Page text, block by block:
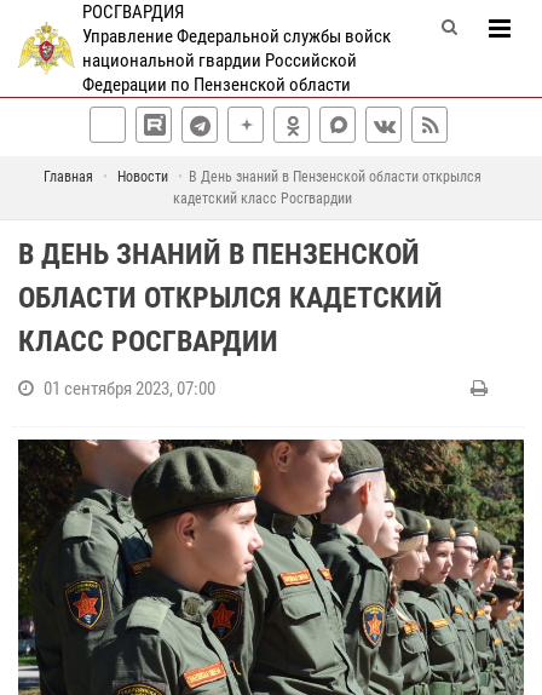
РОСГВАРДИЯ
Управление Федеральной службы войск
национальной гвардии Российской
Федерации по Пензенской области
Главная Новости
В День знаний в Пензенской области открылся
кадетский класс Росгвардии
В ДЕНЬ ЗНАНИЙ В ПЕНЗЕНСКОЙ
ОБЛАСТИ ОТКРЫЛСЯ КАДЕТСКИЙ
КЛАСС РОСГВАРДИИ
01 сентября 2023, 07:00